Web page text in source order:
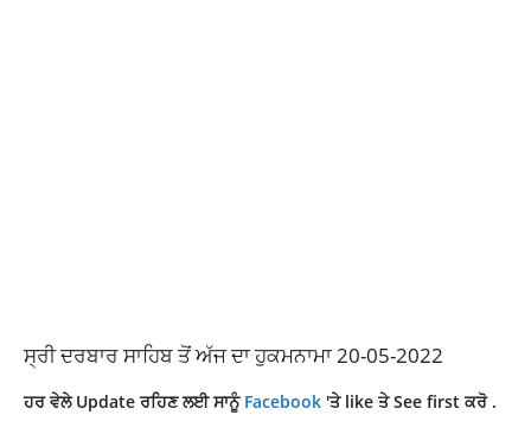
ਸ੍ਰੀ ਦਰਬਾਰ ਸਾਹਿਬ ਤੋਂ ਅੱਜ ਦਾ ਹੁਕਮਨਾਮਾ 20-05-2022
ਹਰ ਵੇਲੇ Update ਰਹਿਣ ਲਈ ਸਾਨੂੰ Facebook 'ਤੇ like ਤੇ See first ਕਰੋ .